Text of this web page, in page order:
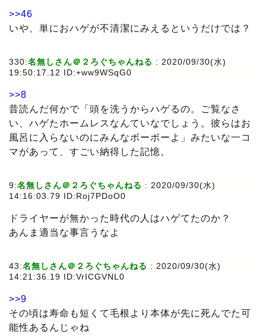
>>46
いや、単におハゲが不清潔にみえるというだけでは？
330:名無しさん＠２ろぐちゃんねる : 2020/09/30(水)
19:50:17.12 ID:+ww9WSqG0
>>8
昔読んだ何かで「頭を洗うからハゲるの。ご覧なさ
い、ハゲたホームレスなんていなでしょう。彼らはお
風呂に入らないのにみんなボーボーよ」みたいな一コ
マがあって、すごい納得した記憶。
9:名無しさん＠２ろぐちゃんねる : 2020/09/30(水)
14:16:03.79 ID:Roj7PDoO0
ドライヤーが無かった時代の人はハゲてたのか？
あんま適当な事言うなよ
43:名無しさん＠２ろぐちゃんねる : 2020/09/30(水)
14:21:36.19 ID:VrICGVNL0
>>9
その頃は寿命も短くて毛根より本体が先に死んでた可
能性あるんじゃね